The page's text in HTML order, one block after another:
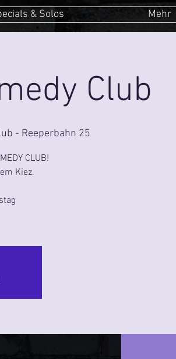
& Solos Mehr
Club
- Reeperbahn 25
CLUB!
Kiez.